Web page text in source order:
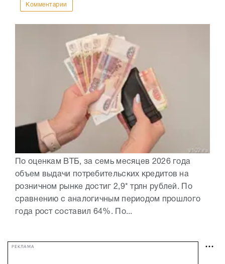
Комментарии
По оценкам ВТБ, за семь месяцев 2026 года
объем выдачи потребительских кредитов на
розничном рынке достиг 2,9* трлн рублей. По
сравнению с аналогичным периодом прошлого
года рост составил 64%. По...
РЕКЛАМА